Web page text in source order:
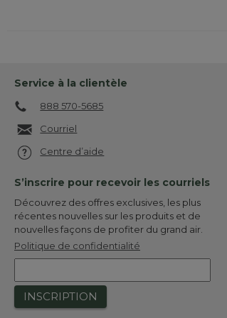
Service à la clientèle
888 570-5685
Courriel
Centre d’aide
S’inscrire pour recevoir les courriels
Découvrez des offres exclusives, les plus
récentes nouvelles sur les produits et de
nouvelles façons de profiter du grand air.
Politique de confidentialité
INSCRIPTION